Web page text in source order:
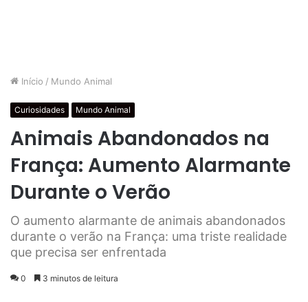
Início / Mundo Animal
Curiosidades Mundo Animal
Animais Abandonados na
França: Aumento Alarmante
Durante o Verão
O aumento alarmante de animais abandonados
durante o verão na França: uma triste realidade
que precisa ser enfrentada
0 3 minutos de leitura